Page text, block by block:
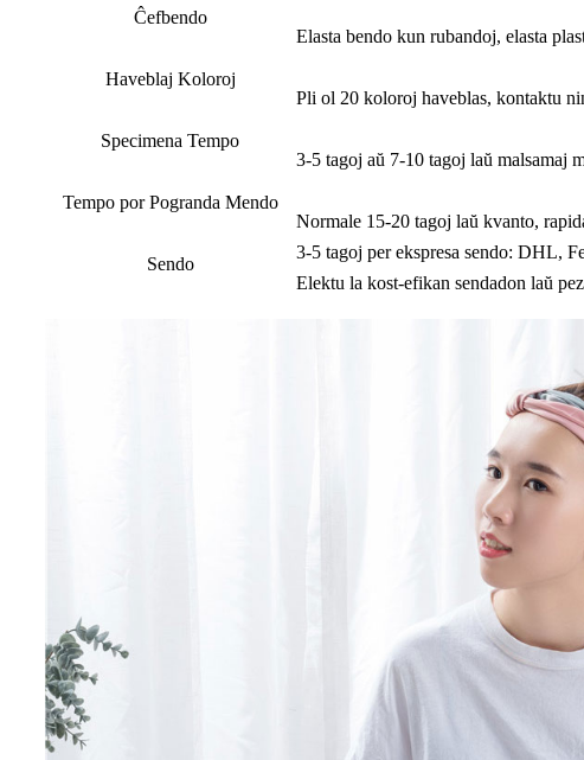
Ĉefbendo
Elasta bendo kun rubandoj, elasta
Haveblaj Koloroj
Pli ol 20 koloroj haveblas, kontaktu
Specimena Tempo
3-5 tagoj aŭ 7-10 tagoj laŭ malsamaj
Tempo por Pogranda Mendo
Normale 15-20 tagoj laŭ kvanto,
Sendo
3-5 tagoj per ekspresa sendo: DHL,
Elektu la kost-efikan sendadon laŭ